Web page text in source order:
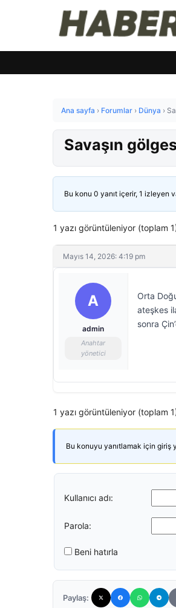
Ana sayfa › Forumlar › Dünya ›
Savaşın
Bu konu 0 yanıt içerir, 1 izleyen
1 yazı görüntüleniyor (toplam
Mayıs 14, 2026: 4:19 pm
A
admin
Anahtar
yönetici
Orta
ateşkes
sonra
1 yazı görüntüleniyor (toplam
Bu konuyu yanıtlamak için giriş
Kullanıcı adı:
Parola:
Beni hatırla
Paylaş: